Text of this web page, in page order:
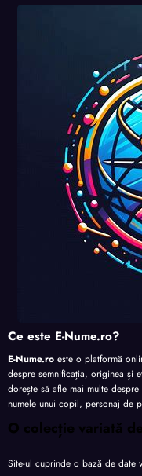
Ce este E-Nume.ro?
E-Nume.ro este o platformă
despre semnificația, originea și
dorește să afle mai multe
numele unui copil, personaj de
O colecție variată
Site-ul cuprinde o bază de date